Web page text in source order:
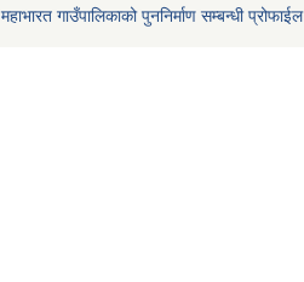
महाभारत गाउँपालिकाको पुननिर्माण सम्बन्धी प्रोफाईल